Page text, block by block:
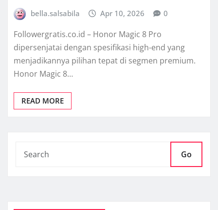
bella.salsabila Apr 10, 2026 0
Followergratis.co.id – Honor Magic 8 Pro
dipersenjatai dengan spesifikasi high-end yang
menjadikannya pilihan tepat di segmen premium.
Honor Magic 8…
READ MORE
Go